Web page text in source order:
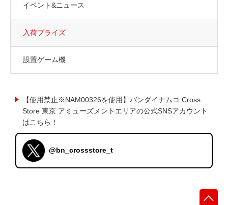
イベント&ニュース
入荷プライズ
設置ゲーム機
【使用禁止※NAM00326を使用】バンダイナムコ Cross
Store 東京 アミューズメントエリアの公式SNSアカウント
はこちら！
@bn_crossstore_t